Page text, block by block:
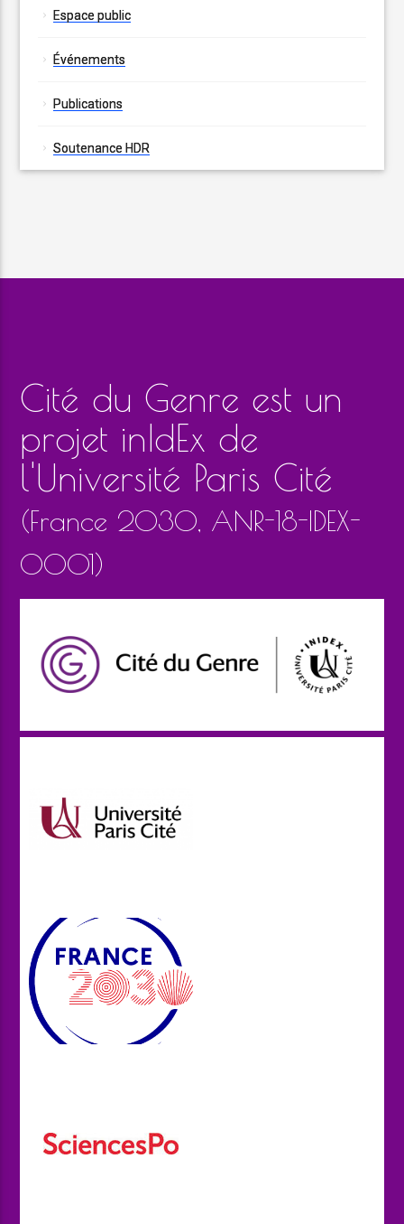
Espace public
Événements
Publications
Soutenance HDR
Cité du Genre est un
projet inIdEx de
l'Université Paris Cité
(France 2030, ANR-18-IDEX-
0001)